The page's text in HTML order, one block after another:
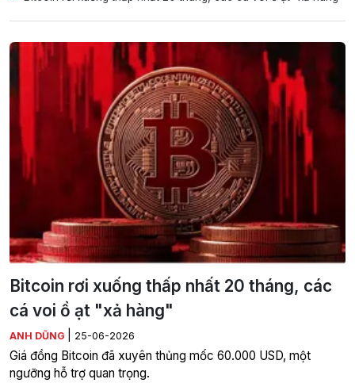
Bitcoin rơi xuống thấp nhất 20 tháng, các
cá voi ồ ạt "xả hàng"
ANH DŨNG 25-06-2026
Giá đồng Bitcoin đã xuyên thủng mốc 60.000 USD, một
ngưỡng hỗ trợ quan trọng.